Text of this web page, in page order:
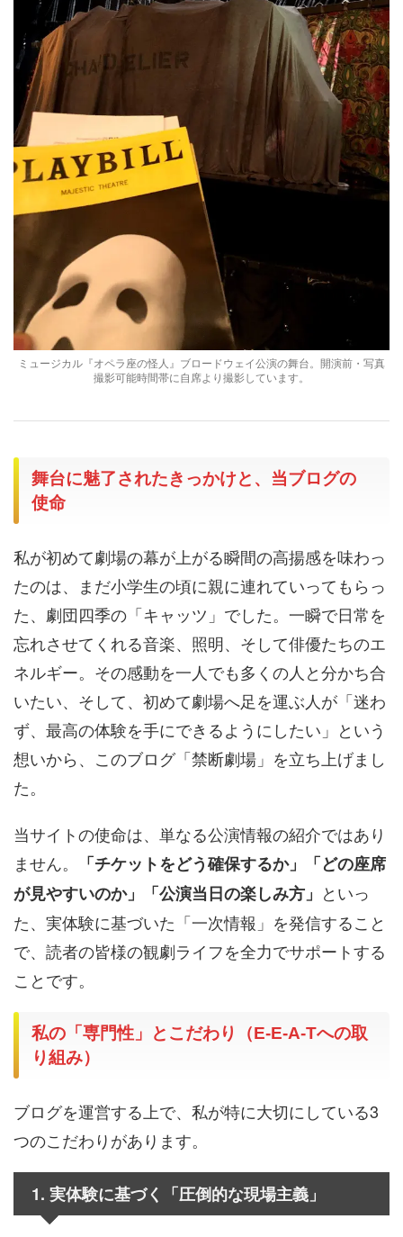
ミュージカル『オペラ座の怪人』ブロードウェイ公演の舞台。開演前・写真
撮影可能時間帯に自席より撮影しています。
舞台に魅了されたきっかけと、当ブログの
使命
私が初めて劇場の幕が上がる瞬間の高揚感を味わっ
たのは、まだ小学生の頃に親に連れていってもらっ
た、劇団四季の「キャッツ」でした。一瞬で日常を
忘れさせてくれる音楽、照明、そして俳優たちのエ
ネルギー。その感動を一人でも多くの人と分かち合
いたい、そして、初めて劇場へ足を運ぶ人が「迷わ
ず、最高の体験を手にできるようにしたい」という
想いから、このブログ「禁断劇場」を立ち上げまし
た。
当サイトの使命は、単なる公演情報の紹介ではあり
ません。
「チケットをどう確保するか」「どの座席
が見やすいのか」「公演当日の楽しみ方」 といっ
た、実体験に基づいた「一次情報」を発信すること
で、読者の皆様の観劇ライフを全力でサポートする
ことです。
私の「専門性」とこだわり（E-E-A-Tへの取
り組み）
ブログを運営する上で、私が特に大切にしている3
つのこだわりがあります。
1. 実体験に基づく「圧倒的な現場主義」